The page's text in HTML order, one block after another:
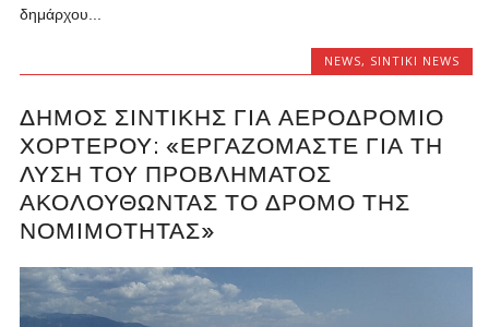
δημάρχου...
NEWS, SINTIKI NEWS
ΔΉΜΟΣ ΣΙΝΤΙΚΉΣ ΓΙΑ ΑΕΡΟΔΡΌΜΙΟ
ΧΟΡΤΕΡΟΎ: «ΕΡΓΑΖΌΜΑΣΤΕ ΓΙΑ ΤΗ
ΛΎΣΗ ΤΟΥ ΠΡΟΒΛΉΜΑΤΟΣ
ΑΚΟΛΟΥΘΏΝΤΑΣ ΤΟ ΔΡΌΜΟ ΤΗΣ
ΝΟΜΙΜΌΤΗΤΑΣ»